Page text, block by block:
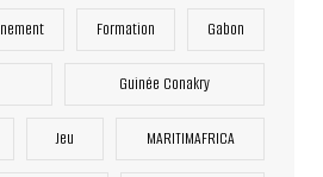
Formation Gabon
Guinée Conakry
Jeu MARITIMAFRICA